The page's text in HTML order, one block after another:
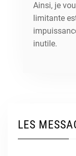
Ainsi, je
limitante
inutile.
LES